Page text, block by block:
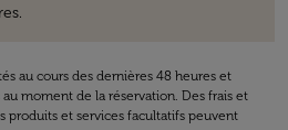
au cours des dernières 48 heures et
moment de la réservation. Des frais et
produits et services facultatifs peuvent